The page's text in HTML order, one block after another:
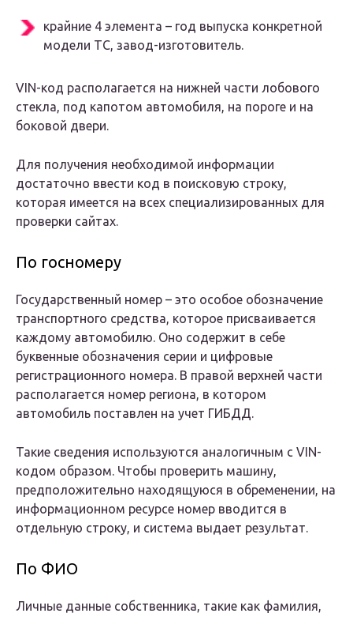
крайние 4 элемента – год выпуска конкретной
модели ТС, завод-изготовитель.
VIN-код располагается на нижней части лобового
стекла, под капотом автомобиля, на пороге и на
боковой двери.
Для получения необходимой информации
достаточно ввести код в поисковую строку,
которая имеется на всех специализированных для
проверки сайтах.
По госномеру
Государственный номер – это особое обозначение
транспортного средства, которое присваивается
каждому автомобилю. Оно содержит в себе
буквенные обозначения серии и цифровые
регистрационного номера. В правой верхней части
располагается номер региона, в котором
автомобиль поставлен на учет ГИБДД.
Такие сведения используются аналогичным с VIN-
кодом образом. Чтобы проверить машину,
предположительно находящуюся в обременении, на
информационном ресурсе номер вводится в
отдельную строку, и система выдает результат.
По ФИО
Личные данные собственника, такие как фамилия,